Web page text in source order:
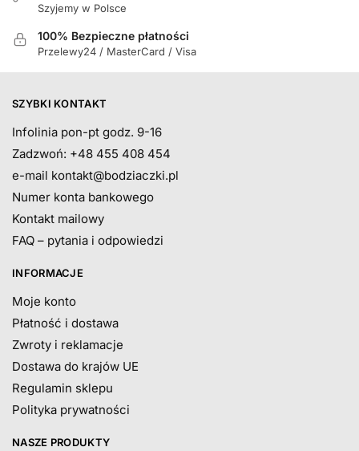
Szyjemy w Polsce
100% Bezpieczne płatności
Przelewy24 / MasterCard / Visa
SZYBKI KONTAKT
Infolinia pon-pt godz. 9-16
Zadzwoń: +48 455 408 454
e-mail kontakt@bodziaczki.pl
Numer konta bankowego
Kontakt mailowy
FAQ – pytania i odpowiedzi
INFORMACJE
Moje konto
Płatność i dostawa
Zwroty i reklamacje
Dostawa do krajów UE
Regulamin sklepu
Polityka prywatności
NASZE PRODUKTY